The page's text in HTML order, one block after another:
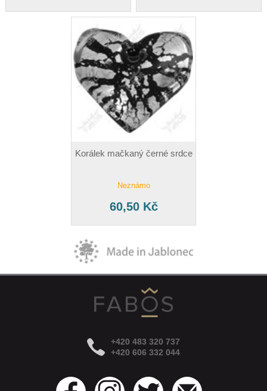
Korálek mačkaný černé srdce
Neznámo
60,50 Kč
+420 483 320 737
+420 606 332 044